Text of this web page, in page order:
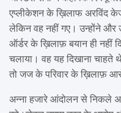
एप्लीकेशन के ख़िलाफ अरविंद
लेकिन वह नहीं गए। उन्होंने और
ऑर्डर के ख़िलाफ़ बयान ही नहीं
चलाया। वह यह दिखाना
तो जज के परिवार के ख़िलाफ़
अन्ना हजारे आंदोलन से निकले